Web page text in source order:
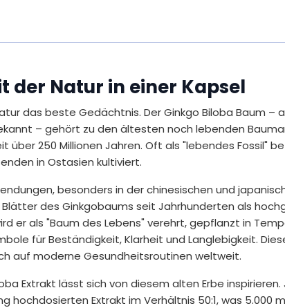
der Natur in einer Kapsel
das beste Gedächtnis. Der Ginkgo Biloba Baum –
– gehört zu den ältesten noch lebenden
über 250 Millionen Jahren. Oft als "lebendes Fossil"
in Ostasien kultiviert.
besonders in der chinesischen und
des Ginkgobaums seit Jahrhunderten als
er als "Baum des Lebens" verehrt, gepflanzt in
für Beständigkeit, Klarheit und Langlebigkeit.
auf moderne Gesundheitsroutinen weltweit.
Extrakt lässt sich von diesem alten Erbe inspirieren.
hochdosierten Extrakt im Verhältnis 50:1, was 5.000